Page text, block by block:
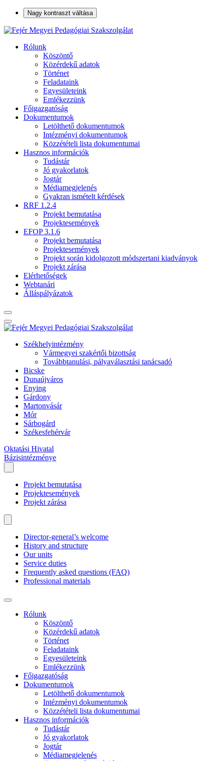
Nagy kontraszt váltása
Rólunk
Köszöntő
Közérdekű adatok
Történet
Feladataink
Egyesületeink
Emlékezzünk
Főigazgatóság
Dokumentumok
Letölthető dokumentumok
Intézményi dokumentumok
Közzétételi lista dokumentumai
Hasznos információk
Tudástár
Jó gyakorlatok
Jogtár
Médiamegjelenés
Gyakran ismételt kérdések
RRF 1.2.4
Projekt bemutatása
Projektesemények
EFOP 3.1.6
Projekt bemutatása
Projektesemények
Projekt során kidolgozott módszertani kiadványok
Projekt zárása
Elérhetőségek
Webtanári
Álláspályázatok
Székhelyintézmény
Vármegyei szakértői bizottság
Továbbtanulási, pályaválasztási tanácsadó
Bicske
Dunaújváros
Enying
Gárdony
Martonvásár
Mór
Sárbogárd
Székesfehérvár
Oktatási Hivatal
Bázisintézménye
Projekt bemutatása
Projektesemények
Projekt zárása
Director-general’s welcome
History and structure
Our units
Service duties
Frequently asked questions (FAQ)
Professional materials
Rólunk
Köszöntő
Közérdekű adatok
Történet
Feladataink
Egyesületeink
Emlékezzünk
Főigazgatóság
Dokumentumok
Letölthető dokumentumok
Intézményi dokumentumok
Közzétételi lista dokumentumai
Hasznos információk
Tudástár
Jó gyakorlatok
Jogtár
Médiamegjelenés